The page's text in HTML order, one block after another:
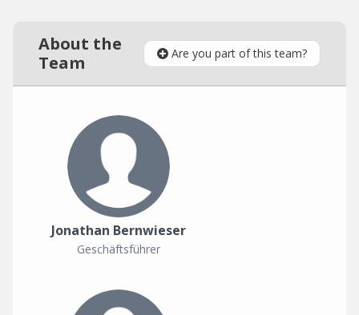
About the
Team
Are you part of this team?
Jonathan Bernwieser
Geschäftsführer